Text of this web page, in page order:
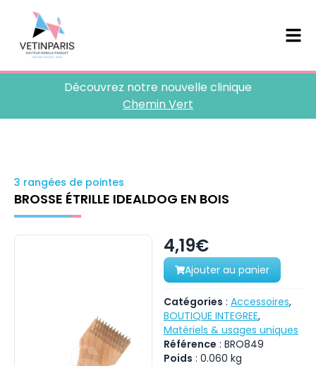
Découvrez notre nouvelle clinique
Chemin Vert
3 rangées de pointes
BROSSE ÉTRILLE IDEALDOG EN BOIS
4,19€
Ajouter au panier
Catégories : Accessoires,
BOUTIQUE INTEGREE,
Matériels & usages uniques
Référence : BRO849
Poids : 0.060 kg